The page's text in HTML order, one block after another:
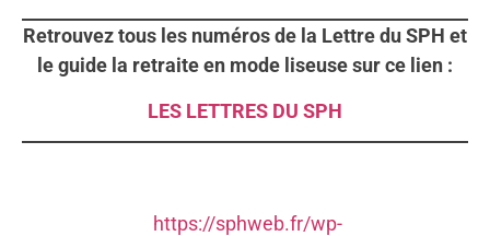
Retrouvez tous les numéros de la Lettre du SPH et
le guide la retraite en mode liseuse sur ce lien :
LES LETTRES DU SPH
https://sphweb.fr/wp-